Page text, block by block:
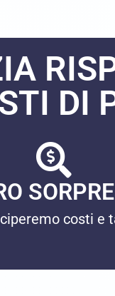
DI
costi e